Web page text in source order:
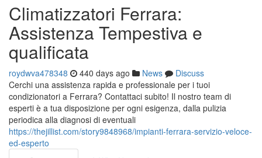
Climatizzatori Ferrara:
Assistenza Tempestiva e
qualificata
roydwva478348 440 days ago News
Discuss
Cerchi una assistenza rapida e professionale per i tuoi
condizionatori a Ferrara? Contattaci subito! Il nostro team di
esperti è a tua disposizione per ogni esigenza, dalla pulizia
periodica alla diagnosi di eventuali
https://thejillist.com/story9848968/impianti-ferrara-servizio-veloce-
ed-esperto